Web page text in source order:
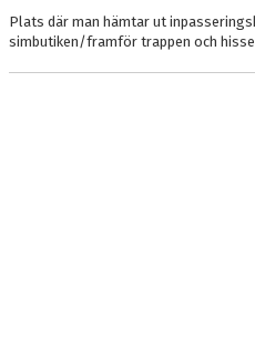
Plats där man hämtar ut
simbutiken/framför trappen och